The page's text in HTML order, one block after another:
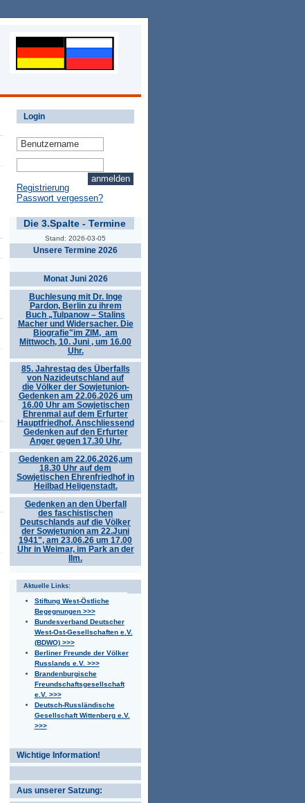
Login
Registrierung
Passwort vergessen?
Die 3.Spalte - Termine
Stand: 2026-03-05
Unsere Termine 2026
Monat Juni 2026
Buchlesung mit Dr. Inge
Pardon, Berlin zu ihrem
Buch „Tulpanow – Stalins
Macher und Widersacher. Die
Biografie"im ZIM, am
Mittwoch, 10. Juni , um 16.00
Uhr.
85. Jahrestag des Überfalls
von Nazideutschland auf
die Völker der Sowjetunion-
Gedenken am 22.06.2026 um
16.00 Uhr am Sowjetischen
Ehrenmal auf dem Erfurter
Hauptfriedhof. Anschliessend
Gedenken auf den Erfurter
Anger gegen 17.30 Uhr.
Gedenken am 22.06.2026,um
18.30 Uhr auf dem
Sowjetischen Ehrenfriedhof in
Heilbad Heligenstadt.
Gedenken an den Überfall
des faschistischen
Deutschlands auf die Völker
der Sowjetunion am 22.Juni
1941", am 23.06.26 um 17.00
Uhr in Weimar, im Park an der
Ilm.
Aktuelle Links:
Stiftung West-Östliche
Begegnungen >>>
Bundesverband Deutscher
West-Ost-Gesellschaften e.V.
(BDWO) >>>
Berliner Freunde der Völker
Russlands e.V. >>>
Brandenburgische
Freundschaftsgesellschaft
e.V. >>>
Deutsch-Russländische
Gesellschaft Wittenberg e.V.
>>>
Wichtige Information!
Aus unserer Satzung: